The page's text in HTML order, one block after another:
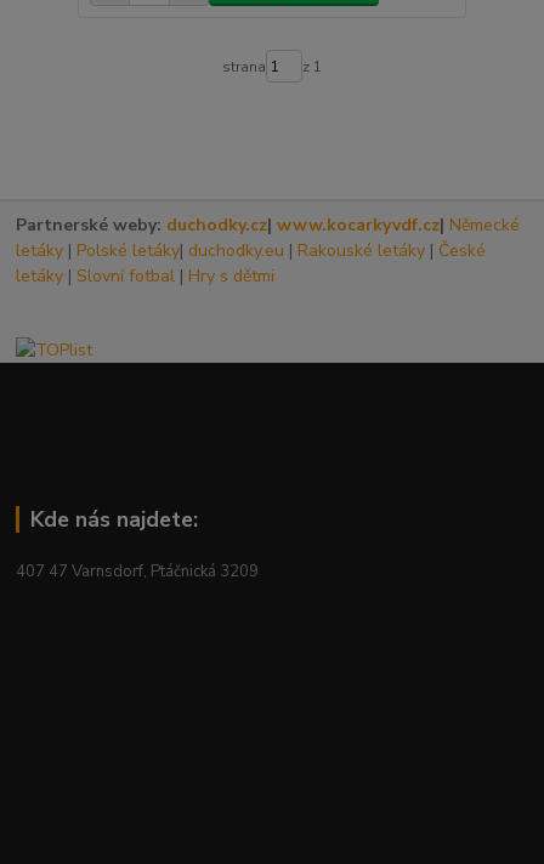
strana z 1
Partnerské weby: duchodky.cz|www.kocarkyvdf.cz| Německé
letáky | Polské letáky| duchodky.eu | Rakouské letáky | České
letáky | Slovní fotbal | Hry s dětmi
Kde nás najdete:
407 47 Varnsdorf, Ptáčnická 3209